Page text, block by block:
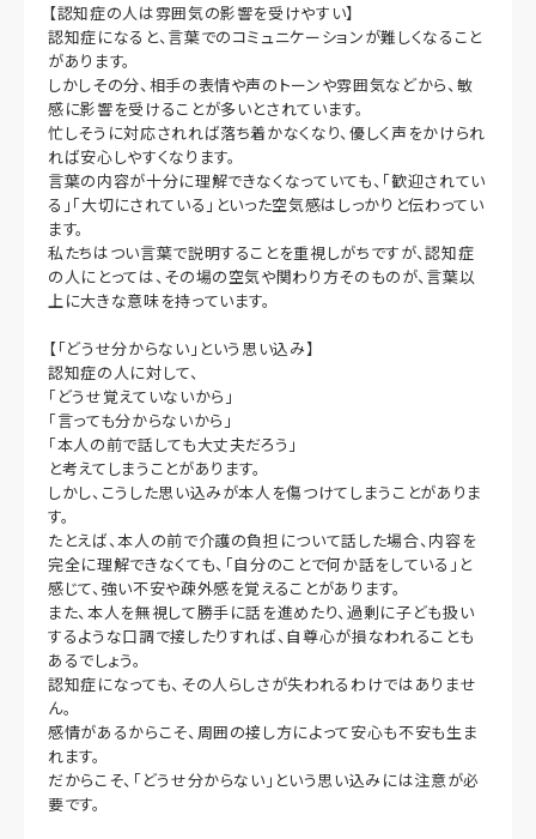
【認知症の人は雰囲気の影響を受けやすい】
認知症になると、言葉でのコミュニケーションが難しくなること
があります。
しかしその分、相手の表情や声のトーンや雰囲気などから、敏
感に影響を受けることが多いとされています。
忙しそうに対応されれば落ち着かなくなり、優しく声をかけられ
れば安心しやすくなります。
言葉の内容が十分に理解できなくなっていても、「歓迎されてい
る」「大切にされている」といった空気感はしっかりと伝わってい
ます。
私たちはつい言葉で説明することを重視しがちですが、認知症
の人にとっては、その場の空気や関わり方そのものが、言葉以
上に大きな意味を持っています。
【「どうせ分からない」という思い込み】
認知症の人に対して、
「どうせ覚えていないから」
「言っても分からないから」
「本人の前で話しても大丈夫だろう」
と考えてしまうことがあります。
しかし、こうした思い込みが本人を傷つけてしまうことがありま
す。
たとえば、本人の前で介護の負担について話した場合、内容を
完全に理解できなくても、「自分のことで何か話をしている」と
感じて、強い不安や疎外感を覚えることがあります。
また、本人を無視して勝手に話を進めたり、過剰に子ども扱い
するような口調で接したりすれば、自尊心が損なわれることも
あるでしょう。
認知症になっても、その人らしさが失われるわけではありませ
ん。
感情があるからこそ、周囲の接し方によって安心も不安も生ま
れます。
だからこそ、「どうせ分からない」という思い込みには注意が必
要です。